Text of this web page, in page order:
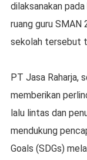
dilaksanakan
ruang guru SMAN
sekolah tersebut
PT Jasa Raharja,
memberikan
lalu lintas dan
mendukung
Goals (SDGs)